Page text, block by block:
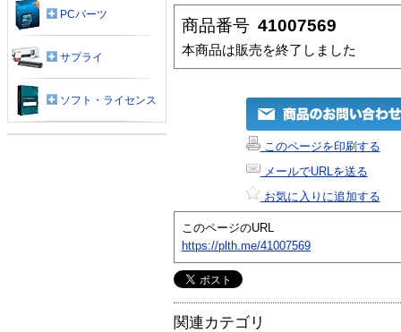
商品番号 41007569
本商品は販売を終了しました
このページを印刷する
メールでURLを送る
お気に入りに追加する
このページのURL
https://plth.me/41007569
関連カテゴリ
PCパーツ
サプライ
ソフト・ライセンス